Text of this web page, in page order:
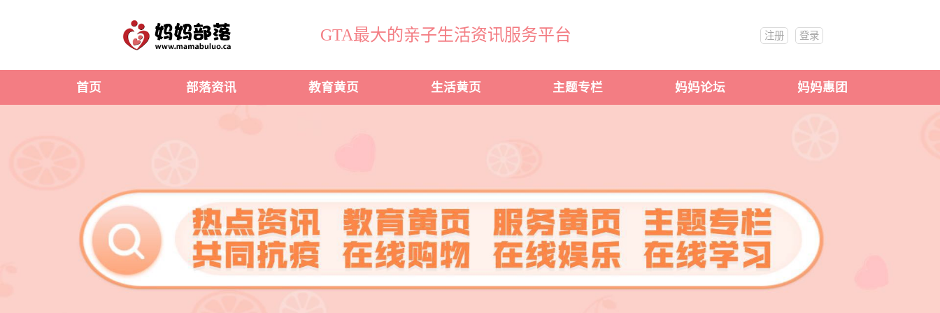
GTA最大的亲子生活资讯服务平台 注册 登录
首页 部落资讯 教育黄页 生活黄页 主题专栏 妈妈论坛 妈妈惠团